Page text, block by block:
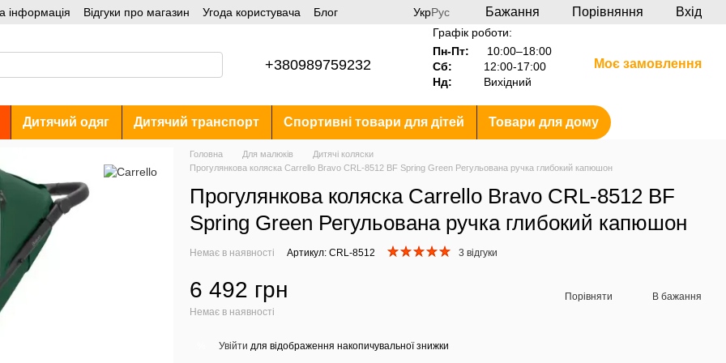
інформація Відгуки про магазин Угода користувача
Блог
УкрРус Бажання Порівняння Вхід
+380989759232
Графік роботи:
Пн-Пт:
10:00–18:00
Сб:
12:00-17:00
Нд:
Вихідний
Моє замовлення
Дитячий одяг Дитячий транспорт Спортивні товари для дітей Товари для дому
Головна Для малюків
Дитячі коляски
Прогулянкова коляска Carrello Bravo CRL-8512 BF Spring Green Регульована ручка глибокий капюшон
Прогулянкова коляска Carrello Bravo CRL-8512 BF
Spring Green Регульована ручка глибокий капюшон
Немає в наявності Артикул: CRL-8512 3 відгуки
6 492 грн
Немає в наявності
Порівняти В бажання
Увійти для відображення накопичувальної знижки